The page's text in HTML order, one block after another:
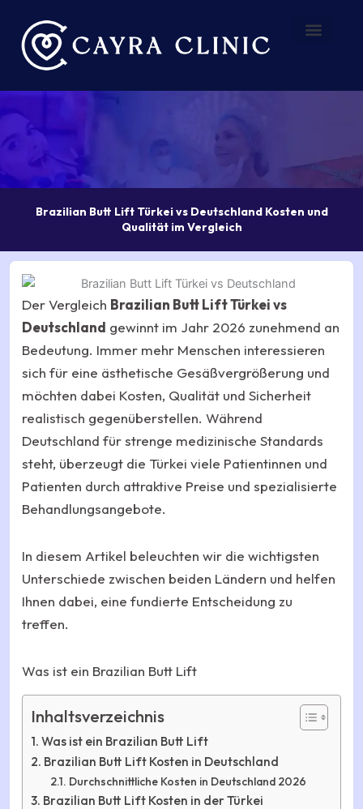
Inhalt
springen
Brazilian Butt Lift Türkei vs Deutschland Kosten und
Qualität im Vergleich
Der Vergleich Brazilian Butt Lift Türkei vs
Deutschland gewinnt im Jahr 2026 zunehmend an
Bedeutung. Immer mehr Menschen interessieren
sich für eine ästhetische Gesäßvergrößerung und
möchten dabei Kosten, Qualität und Sicherheit
realistisch gegenüberstellen. Während
Deutschland für strenge medizinische Standards
steht, überzeugt die Türkei viele Patientinnen und
Patienten durch attraktive Preise und spezialisierte
Behandlungsangebote.
In diesem Artikel beleuchten wir die wichtigsten
Unterschiede zwischen beiden Ländern und helfen
Ihnen dabei, eine fundierte Entscheidung zu
treffen.
Was ist ein Brazilian Butt Lift
Inhaltsverzeichnis
Was ist ein Brazilian Butt Lift
Brazilian Butt Lift Kosten in Deutschland
Durchschnittliche Kosten in Deutschland 2026
Brazilian Butt Lift Kosten in der Türkei